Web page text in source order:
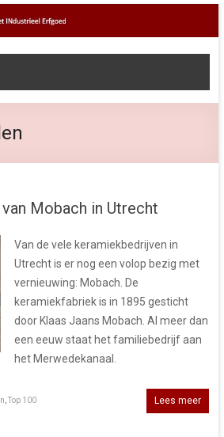
Mobach in Utrecht
Van de vele keramiekbedrijven in
Utrecht is er nog een volop bezig met
vernieuwing: Mobach. De
keramiekfabriek is in 1895 gesticht
door Klaas Jaans Mobach. Al meer dan
een eeuw staat het familiebedrijf aan
het Merwedekanaal.
Top 100 Lees meer